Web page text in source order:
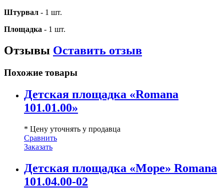
Штурвал - 1 шт.
Площадка - 1 шт.
Отзывы Оставить отзыв
Похожие товары
Детская площадка «Romana
101.01.00»
* Цену уточнять у продавца
Сравнить
Заказать
Детская площадка «Море» Romana
101.04.00-02